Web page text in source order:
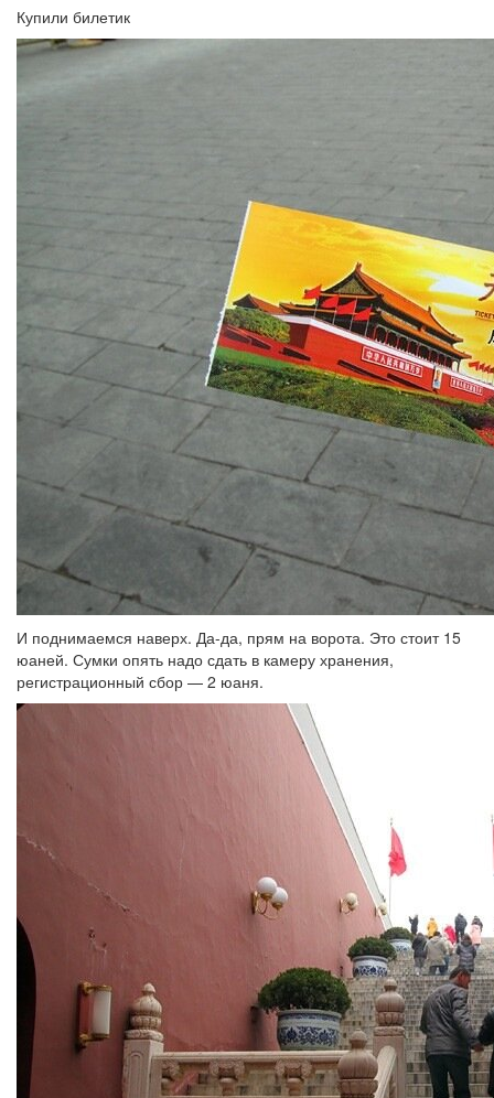
Купили билетик
И поднимаемся наверх. Да-да, прям на ворота. Это стоит 15
юаней. Сумки опять надо сдать в камеру хранения,
регистрационный сбор — 2 юаня.